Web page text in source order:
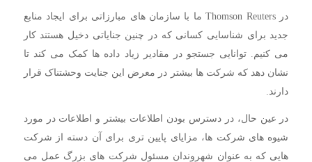
در Thomson Reuters ما با سازمان های مبارزاتی برای ایجاد منابع
جدید برای شناسایی کسانی که در چنین جنایاتی دخیل هستند کار
می کنیم. توانایی جستجو در مقادیر زیاد داده ها کمک می کند تا
نشان دهد که شرکت ها بیشتر در معرض این جنایت وحشتناک قرار
دارند.
در عین حال، در دسترس بودن اطلاعات بیشتر و اطلاعات در مورد
شیوه های شرکت ها، مزایای پایین تری برای آن دسته از شرکت
هایی که به عنوان شهروندان مسئول شرکت های بزرگ عمل می